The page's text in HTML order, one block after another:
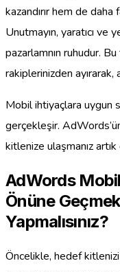
kazandırır hem de daha
Unutmayın, yaratıcı
pazarlamnın ruhudur.
rakiplerinizden ayırarak,
Mobil ihtiyaçlara uygun
gerçekleşir.
kitlenize ulaşmanız
AdWords
Önüne
Yapmalısınız?
Öncelikle, hedef